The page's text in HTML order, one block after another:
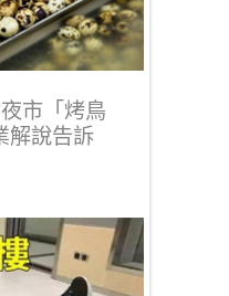
市「烤鳥
解說告訴